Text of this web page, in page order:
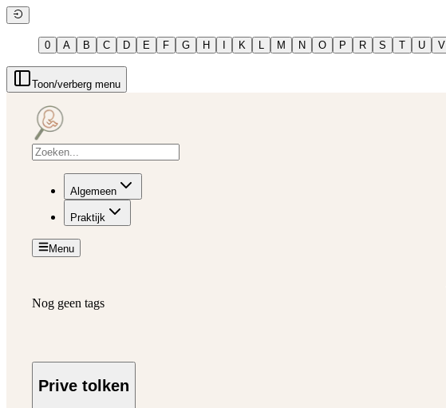
0 A B C D E F G H K L M N O P R S T U V
Toon/verberg menu
Algemeen
Praktijk
Menu
Nog geen tags
Prive tolken